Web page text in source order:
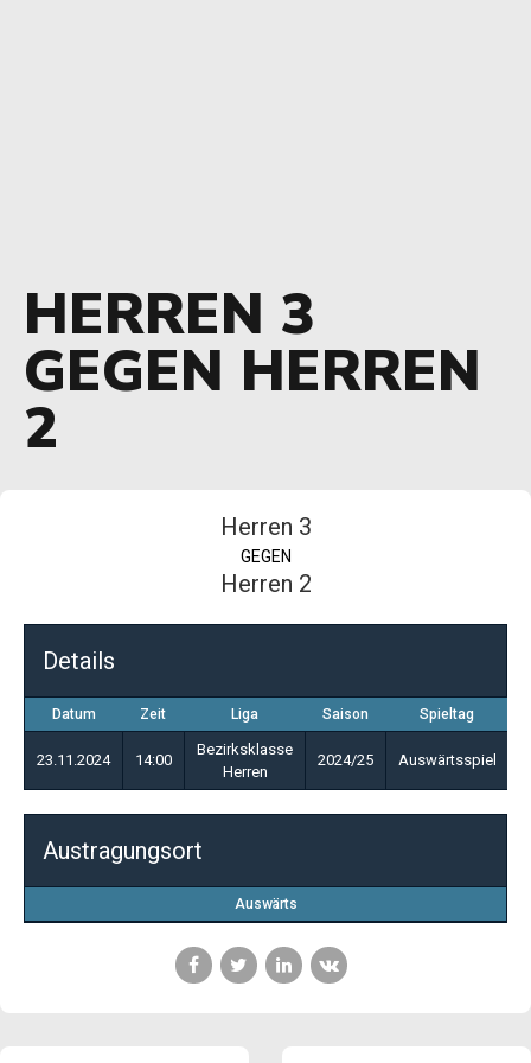
HERREN 3
GEGEN HERREN
2
Herren 3
GEGEN
Herren 2
Details
Datum Zeit Liga Saison Spieltag
23.11.2024 14:00
Bezirksklasse
Herren
2024/25 Auswärtsspiel
Austragungsort
Auswärts